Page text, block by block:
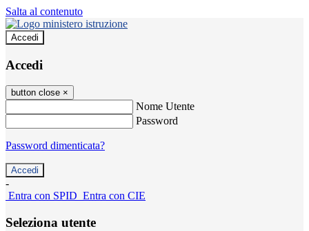
Salta al contenuto
Accedi
Accedi
button close ×
Nome Utente
Password
Password dimenticata?
-
Entra con SPID Entra con CIE
Seleziona utente